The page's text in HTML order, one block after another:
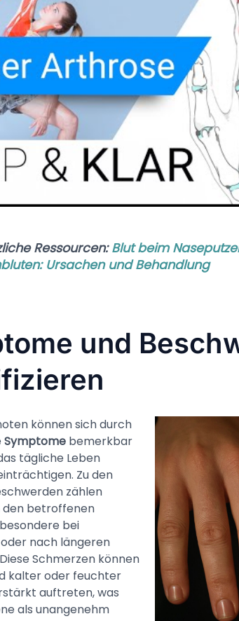
Ressourcen:Blut beim
Ursachen und Behandlung
und
können sich durch
Symptomebemerkbar
tägliche Leben
Zu den
zählen
betroffenen
bei
nach längeren
Schmerzen können
kalter oder feuchter
auftreten, was
als unangenehm